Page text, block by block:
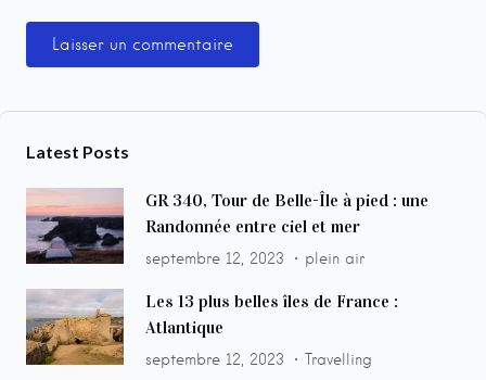
Latest Posts
GR 340, Tour de Belle-Île à pied : une
Randonnée entre ciel et mer
septembre 12, 2023 plein air
Les 13 plus belles îles de France :
Atlantique
septembre 12, 2023 Travelling